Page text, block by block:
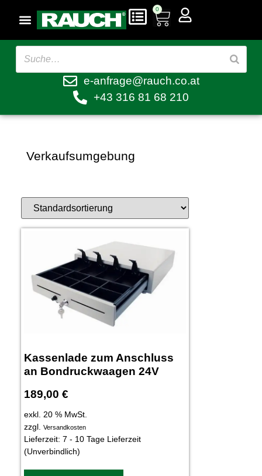
0
e-anfrage@rauch.co.at
+43 316 81 68 210
Verkaufsumgebung
Kassenlade zum Anschluss
an Bondruckwaagen 24V
189,00 €
exkl. 20 % MwSt.
zzgl.
Versandkosten
Lieferzeit: 7 - 10 Tage Lieferzeit
(Unverbindlich)